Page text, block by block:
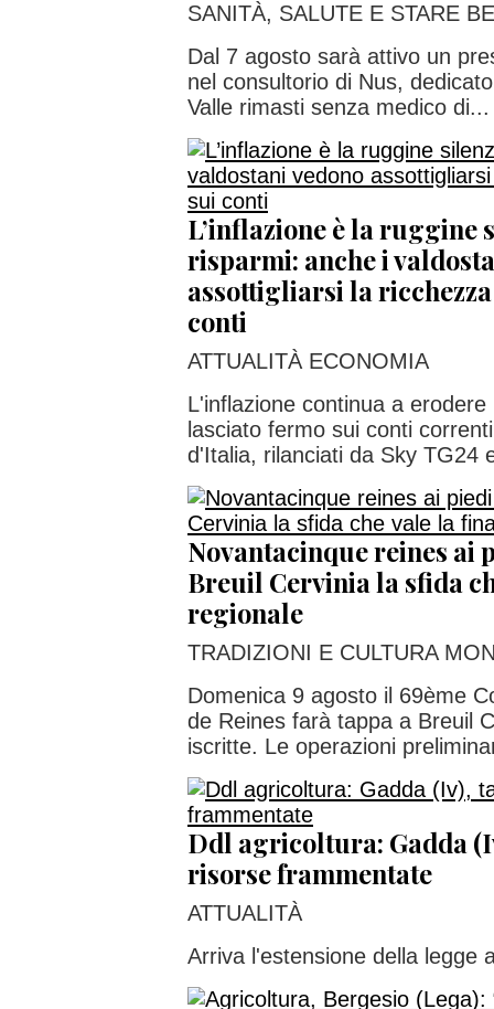
SANITÀ, SALUTE E STARE
Dal 7 agosto sarà attivo un
nel consultorio di Nus,
Valle rimasti senza medico di...
L’inflazione è la ruggine
risparmi: anche i
assottigliarsi la
conti
ATTUALITÀ ECONOMIA
L'inflazione continua a
lasciato fermo sui conti
d'Italia, rilanciati da Sky TG24
Novantacinque reines ai
Breuil Cervinia la sfida
regionale
TRADIZIONI E CULTURA
Domenica 9 agosto il 69ème
de Reines farà tappa a Breuil
iscritte. Le operazioni
Ddl agricoltura: Gadda
risorse frammentate
ATTUALITÀ
Arriva l'estensione della legge